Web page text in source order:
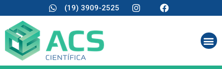
(19) 3909-2525